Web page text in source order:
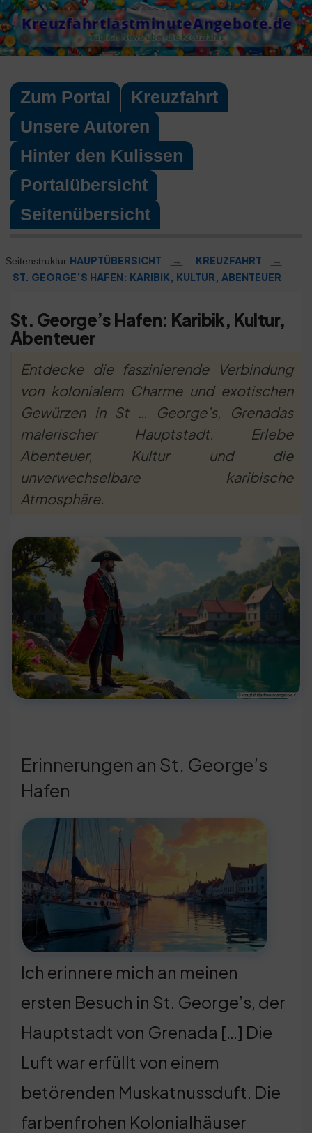
Skip
to
content
KreuzfahrtlastminuteAngebote.de
Täglich News über die Kreuzfahrt
Zum Portal
Kreuzfahrt
Unsere Autoren
Hinter den Kulissen
Portalübersicht
Seitenübersicht
Seitenstruktur HAUPTÜBERSICHT → KREUZFAHRT
→
ST. GEORGE’S HAFEN: KARIBIK, KULTUR, ABENTEUER
St. George’s Hafen: Karibik, Kultur,
Abenteuer
Entdecke die faszinierende Verbindung
von kolonialem Charme und exotischen
Gewürzen in St … George’s, Grenadas
malerischer Hauptstadt. Erlebe
Abenteuer, Kultur und die
unverwechselbare karibische
Atmosphäre.
Erinnerungen an St. George’s
Hafen
Ich erinnere mich an meinen
ersten Besuch in St. George’s, der
Hauptstadt von Grenada […] Die
Luft war erfüllt von einem
betörenden Muskatnussduft. Die
farbenfrohen Kolonialhäuser